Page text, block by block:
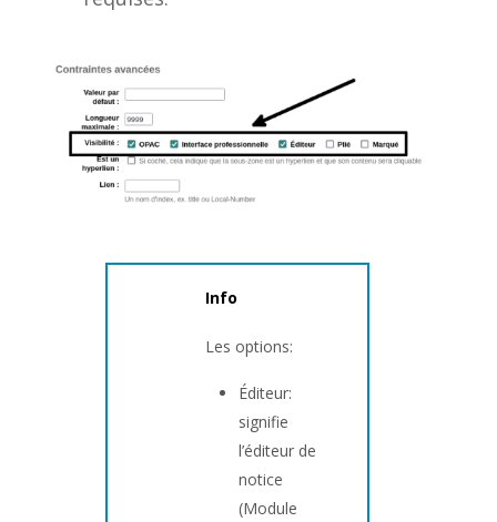
Info
Les options:
Éditeur:
signifie
l’éditeur de
notice
(Module